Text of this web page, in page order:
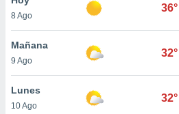
en
más
nuestra
8 Ago
36°
Mañana
9 Ago
32°
Lunes
10 Ago
32°